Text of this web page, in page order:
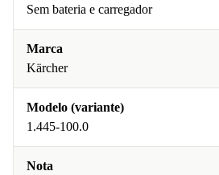
Sem bateria e carregador
Marca
Kärcher
Modelo (variante)
1.445-100.0
Nota